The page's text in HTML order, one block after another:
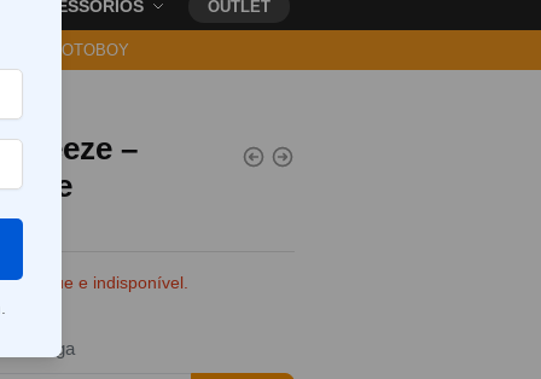
ACESSÓRIOS OUTLET
VIA MOTOBOY
Freeze –
estoque e indisponível.
entrega